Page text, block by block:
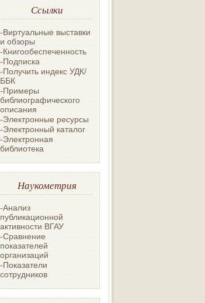
Ссылки
-Виртуальные выставки
и обзоры
-Книгообеспеченность
-Подписка
-Получить индекс УДК/
ББК
-Примеры
библиографического
описания
-Электронные ресурсы
-Электронный каталог
-Электронная
библиотека
Наукометрия
-Анализ
публикационной
активности ВГАУ
-Сравнение
показателей
организаций
-Показатели
сотрудников